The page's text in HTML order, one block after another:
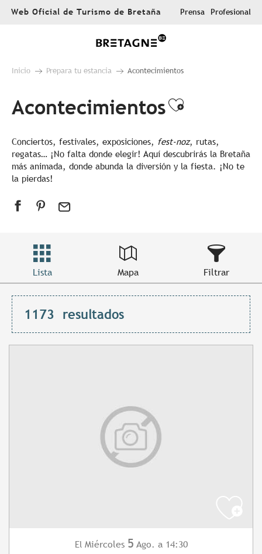
AllerWeb Oficial de Turismo de Bretaña Prensa Profesional
Inicio Prepara tu estancia Acontecimientos
AcontecimientosAjouter
Conciertos, festivales, exposiciones, fest-noz, rutas,
regatas… ¡No falta donde elegir! Aquí descubrirás la Bretaña
más animada, donde abunda la diversión y la fiesta. ¡No te
la pierdas!
Lista Mapa Filtrar
1173 resultados
El Miércoles 5 Ago. a 14:30